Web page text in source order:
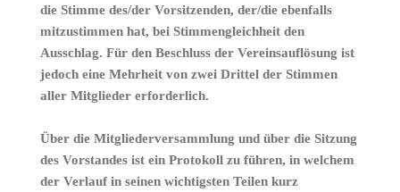
die Stimme des/der Vorsitzenden, der/die ebenfalls
mitzustimmen hat, bei Stimmengleichheit den
Ausschlag. Für den Beschluss der Vereinsauflösung ist
jedoch eine Mehrheit von zwei Drittel der Stimmen
aller Mitglieder erforderlich.
Über die Mitgliederversammlung und über die Sitzung
des Vorstandes ist ein Protokoll zu führen, in welchem
der Verlauf in seinen wichtigsten Teilen kurz